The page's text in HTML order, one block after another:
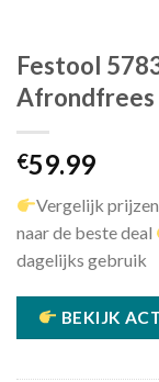
Festool
Afrondfrees
€59.99
Vergelijk
naar de beste deal
dagelijks gebruik
BEKIJK